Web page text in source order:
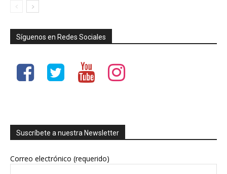
Síguenos en Redes Sociales
Suscríbete a nuestra Newsletter
Correo electrónico (requerido)